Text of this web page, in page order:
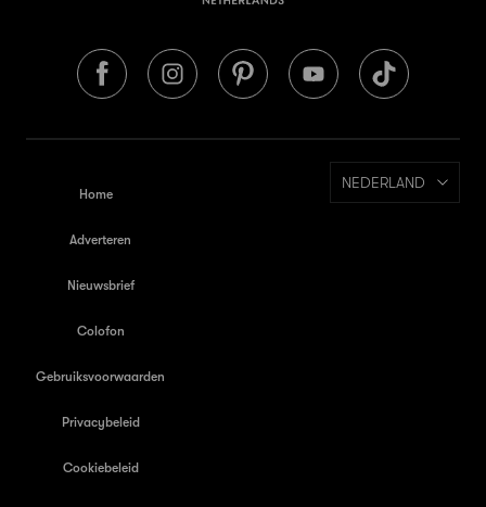
Home
Adverteren
Nieuwsbrief
Colofon
Gebruiksvoorwaarden
Privacybeleid
Cookiebeleid
NEDERLAND